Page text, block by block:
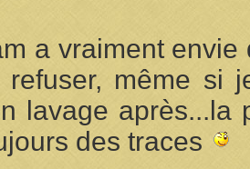
a vraiment
refuser, même si
lavage après...la
des traces